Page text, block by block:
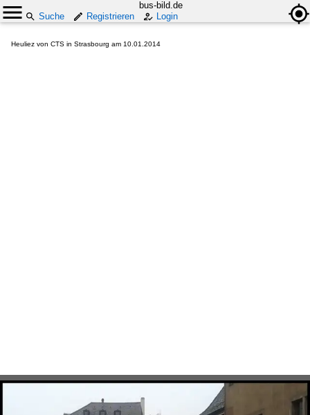
bus-bild.de
Suche
Registrieren Login
Heuliez von CTS in Strasbourg am 10.01.2014